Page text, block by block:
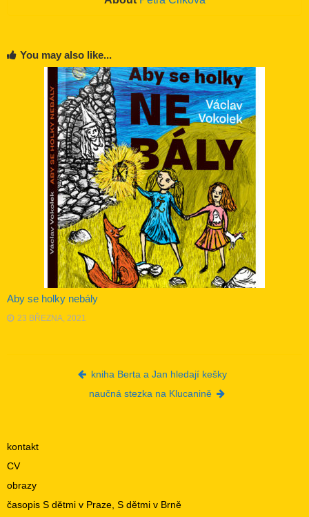
kontakt
CV
obrazy
časopis S dětmi v Praze, S dětmi v Brně
You may also like...
Aby se holky nebály
23 BŘEZNA, 2021
Post navigation
kniha Berta a Jan hledají kešky
naučná stezka na Klucanině